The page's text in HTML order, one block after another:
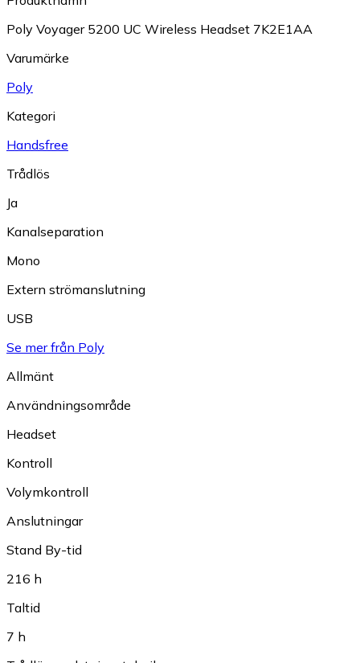
Poly Voyager 5200 UC Wireless Headset 7K2E1AA
Varumärke
Poly
Kategori
Handsfree
Trådlös
Ja
Kanalseparation
Mono
Extern strömanslutning
USB
Se mer från Poly
Allmänt
Användningsområde
Headset
Kontroll
Volymkontroll
Anslutningar
Stand By-tid
216 h
Taltid
7 h